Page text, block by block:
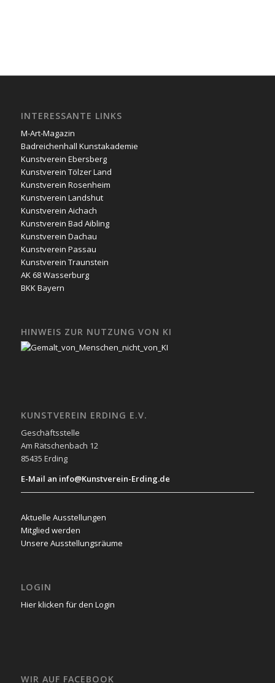
INTERESSANTE LINKS
M-Art-Magazin
Badreichenhall Kunstakademie
Kunstverein Ebersberg
Kunstverein Tölzer Land
Kunstverein Rosenheim
Kunstverein Landshut
Kunstverein Aichach
Kunstverein Bad Aibling
Kunstverein Dachau
Kunstverein Passau
Kunstverein Traunstein
AK 68 Wasserburg
BKK Bayern
HINWEIS ZUR NUTZUNG VON KI
KUNSTVEREIN ERDING E.V.
Geschäftsstelle
Am Rätschenbach 12
85435 Erding
E-Mail an info@Kunstverein-Erding.de
Aktuelle Ausstellungen
Mitglied werden
Unsere Ausstellungsräume
LOGIN
Hier klicken für den Login
WIR AUF FACEBOOK